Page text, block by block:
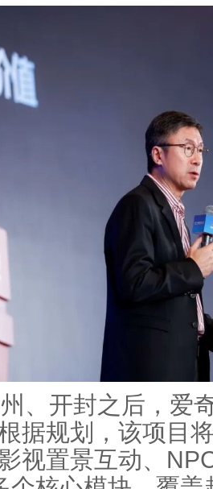
、开封之后，爱
据规划，该项目
视置景互动、